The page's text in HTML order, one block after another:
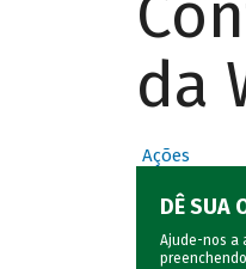
da
Ações
DÊ SUA
Ajude-nos a